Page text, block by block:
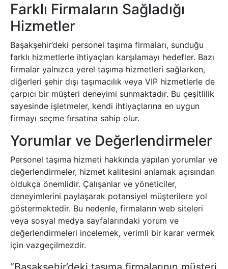
Farklı Firmaların Sağladığı
Hizmetler
Başakşehir’deki personel taşıma firmaları, sunduğu
farklı hizmetlerle ihtiyaçları karşılamayı hedefler. Bazı
firmalar yalnızca yerel taşıma hizmetleri sağlarken,
diğerleri şehir dışı taşımacılık veya VIP hizmetlerle de
çarpıcı bir müşteri deneyimi sunmaktadır. Bu çeşitlilik
sayesinde işletmeler, kendi ihtiyaçlarına en uygun
firmayı seçme fırsatına sahip olur.
Yorumlar ve Değerlendirmeler
Personel taşıma hizmeti hakkında yapılan yorumlar ve
değerlendirmeler, hizmet kalitesini anlamak açısından
oldukça önemlidir. Çalışanlar ve yöneticiler,
deneyimlerini paylaşarak potansiyel müşterilere yol
göstermektedir. Bu nedenle, firmaların web siteleri
veya sosyal medya sayfalarındaki yorum ve
değerlendirmeleri incelemek, verimli bir karar vermek
için vazgeçilmezdir.